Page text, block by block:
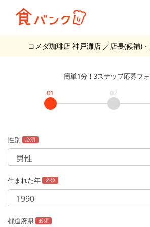
コメダ珈琲店 神戸灘店 ／店長(候補)
簡単1分！3ステップ応募フ
01
02
性別 必須
生まれた年 必須
都道府県 必須